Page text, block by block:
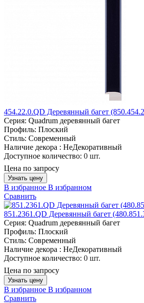
454.22.0.QD Деревянный багет
Серия: Quadrum деревянный багет
Профиль: Плоский
Стиль: Современный
Наличие декора : НеДекоративный
Доступное количество: 0 шт.
Цена по запросу
Узнать цену
В избранное В избранном
Сравнить
851.2361.QD Деревянный багет
Серия: Quadrum деревянный багет
Профиль: Плоский
Стиль: Современный
Наличие декора : НеДекоративный
Доступное количество: 0 шт.
Цена по запросу
Узнать цену
В избранное В избранном
Сравнить